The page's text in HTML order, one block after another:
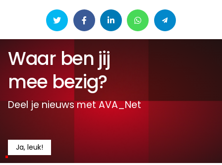
Waar ben jij
mee bezig?
Deel je nieuws met AVA_Net
Ja, leuk!